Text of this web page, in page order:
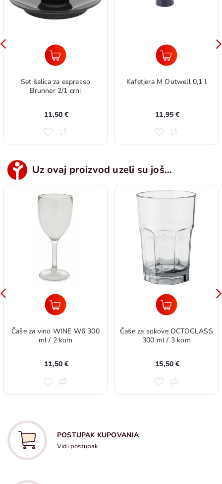
Set šalica za espresso
Brunner 2/1 crni
11,50 €
Kafetjera M Outwell 0,1 l
11,95 €
Uz ovaj proizvod uzeli su još...
Čaše za vino WINE W6 300
ml / 2 kom
11,50 €
Čaše za sokove OCTOGLASS
300 ml / 3 kom
15,50 €
POSTUPAK KUPOVANJA
Vidi postupak